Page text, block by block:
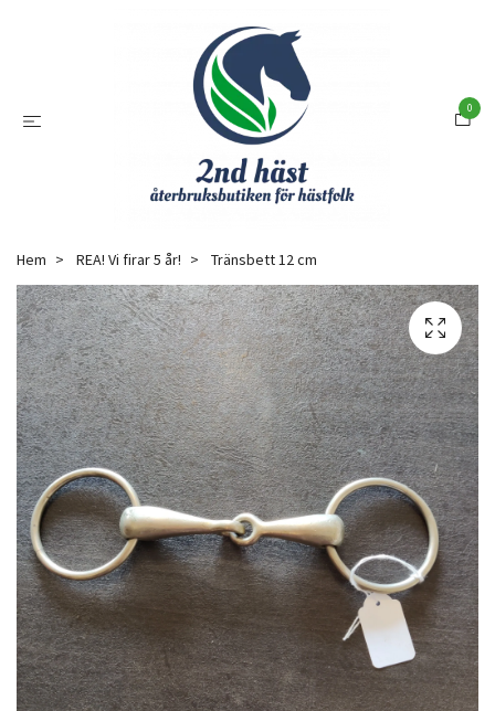
0
Hem REA! Vi firar 5 år! Tränsbett 12 cm